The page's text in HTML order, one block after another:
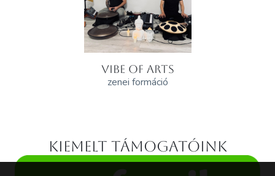
VIBE OF ARTS
zenei formáció
Kiemelt támogatóink